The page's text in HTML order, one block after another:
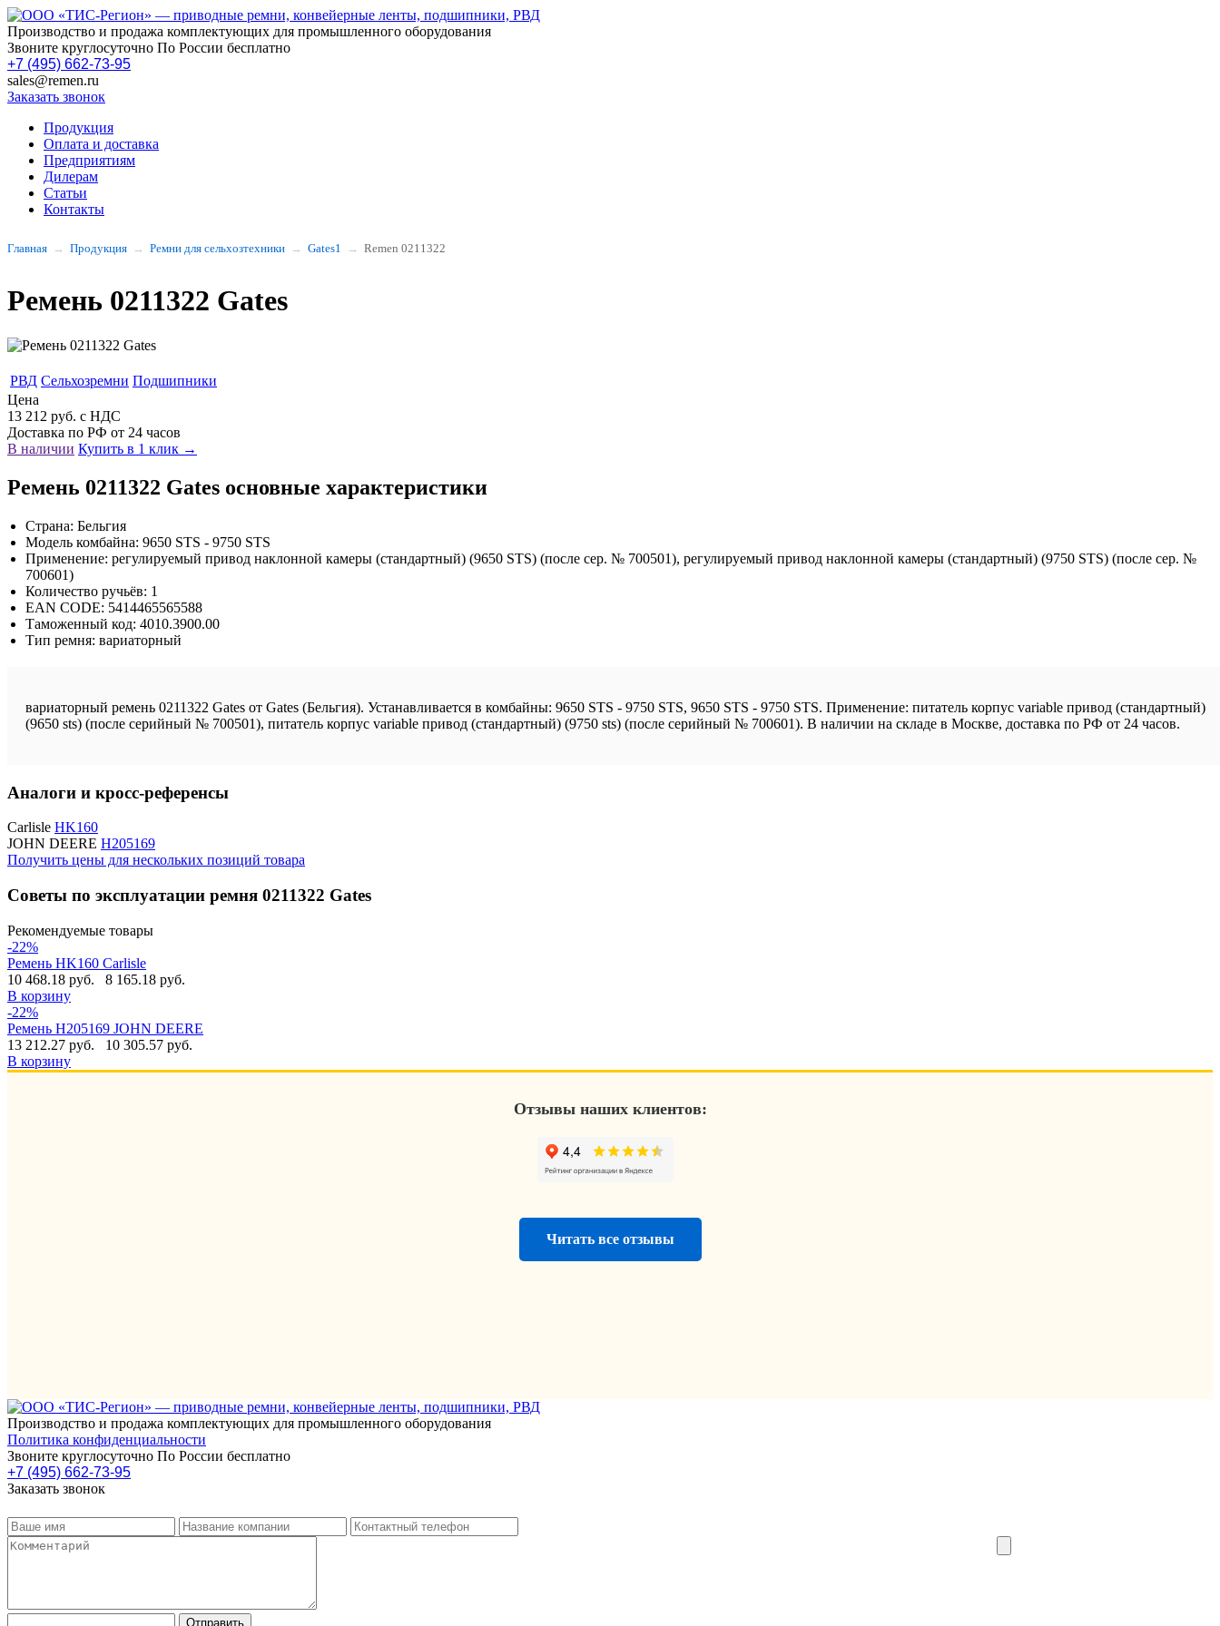
Производство и продажа комплектующих для промышленного оборудования
Звоните круглосуточно По России бесплатно
+7 (495) 662-73-95
sales@remen.ru
Заказать звонок
Продукция
Оплата и доставка
Предприятиям
Дилерам
Статьи
Контакты
Главная Продукция Ремни для сельхозтехники Gates1 Remen 0211322
Ремень 0211322 Gates
РВД Сельхозремни Подшипники
Цена
13 212 руб. с НДС
Доставка по РФ от 24 часов
В наличии Купить в 1 клик →
Ремень 0211322 Gates основные характеристики
Страна: Бельгия
Модель комбайна: 9650 STS - 9750 STS
Применение: регулируемый привод наклонной камеры (стандартный) (9650 STS) (после сер. № 700501), регулируемый привод наклонной камеры (стандартный) (9750 STS) (после сер. №
700601)
Количество ручьёв: 1
EAN CODE: 5414465565588
Таможенный код: 4010.3900.00
Тип ремня: вариаторный
вариаторный ремень 0211322 Gates от Gates (Бельгия). Устанавливается в комбайны: 9650 STS - 9750 STS, 9650 STS - 9750 STS. Применение: питатель корпус variable привод (стандартный)
(9650 sts) (после серийный № 700501), питатель корпус variable привод (стандартный) (9750 sts) (после серийный № 700601). В наличии на складе в Москве, доставка по РФ от 24 часов.
Аналоги и кросс-референсы
Carlisle HK160
JOHN DEERE H205169
Получить цены для нескольких позиций товара
Советы по эксплуатации ремня 0211322 Gates
Рекомендуемые товары
-22%
Ремень HK160 Carlisle
10 468.18 руб.
8 165.18 руб.
В корзину
-22%
Ремень H205169 JOHN DEERE
13 212.27 руб.
10 305.57 руб.
В корзину
Отзывы наших клиентов:
Читать все отзывы
Производство и продажа комплектующих для промышленного оборудования
Политика конфиденциальности
Звоните круглосуточно По России бесплатно
+7 (495) 662-73-95
Заказать звонок